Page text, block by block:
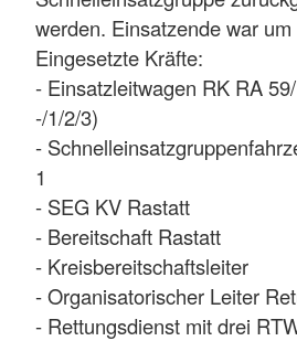
werden. Einsatzende war um
Eingesetzte Kräfte:
- Einsatzleitwagen RK RA
-/1/2/3)
-
1
- SEG KV Rastatt
- Bereitschaft Rastatt
- Kreisbereitschaftsleiter
- Organisatorischer Leiter
- Rettungsdienst mit drei